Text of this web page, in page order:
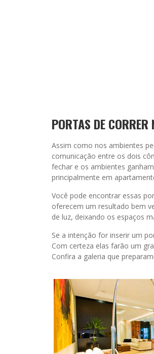
PORTAS DE CORRER
Assim como nos ambientes
comunicação entre os dois
fechar e os ambientes
principalmente em
Você pode encontrar essas
oferecem um resultado bem
de luz, deixando os espaços
Se a intenção for inserir um
Com certeza elas farão um
Confira a galeria que